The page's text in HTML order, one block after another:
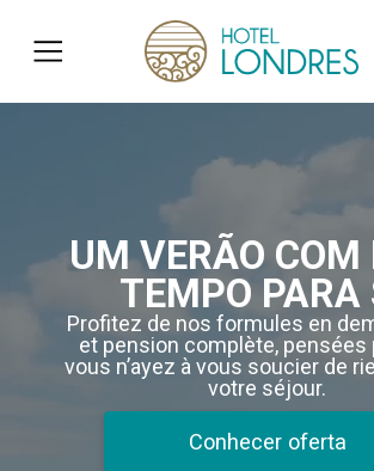
UM VERÃO
TEMPO PARA
Profitez de nos formules en
et pension complète, pensées
vous n’ayez à vous soucier de
votre séjour.
Conhecer oferta